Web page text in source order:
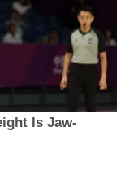
Is Jaw-